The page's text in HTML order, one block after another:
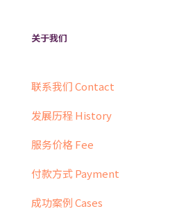
关于我们
联系我们 Contact
发展历程 History
服务价格 Fee
付款方式 Payment
成功案例 Cases